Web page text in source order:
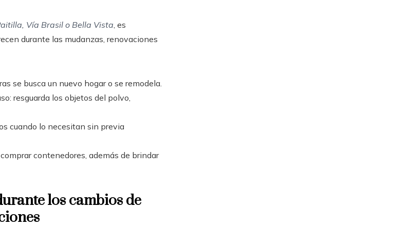
Vía Brasil o Bella Vista, es
durante las mudanzas, renovaciones
se busca un nuevo hogar o se remodela.
resguarda los objetos del polvo,
cuando lo necesitan sin previa
contenedores, además de brindar
los cambios de